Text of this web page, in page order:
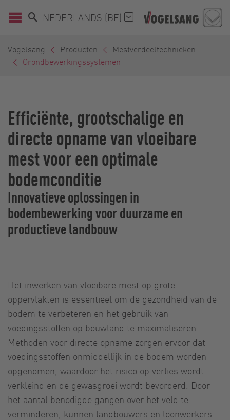
NEDERLANDS (BE)
Vogelsang Producten
Mestverdeeltechnieken
Grondbewerkingssystemen
Efficiënte, grootschalige en
directe opname van vloeibare
mest voor een optimale
bodemconditie
Innovatieve oplossingen in
bodembewerking voor duurzame en
productieve landbouw
Het inwerken van vloeibare mest op grote
oppervlakten is essentieel om de gezondheid van de
bodem te verbeteren en het gebruik van
voedingsstoffen op bouwland te maximaliseren.
Methoden voor directe opname zorgen ervoor dat
voedingsstoffen onmiddellijk in de bodem worden
opgenomen, waardoor het risico op verlies wordt
verkleind en de gewasgroei wordt bevorderd. Door
het aantal benodigde gangen over het veld te
verminderen, kunnen landbouwers en loonwerkers